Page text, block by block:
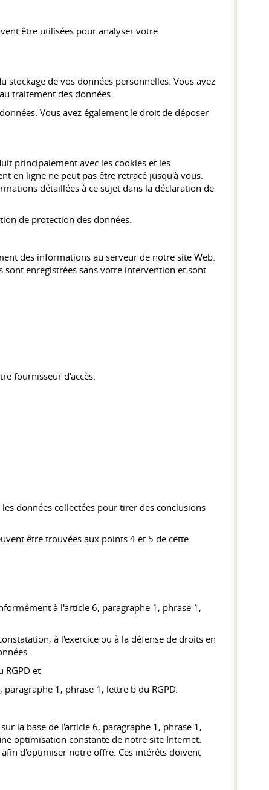
être utilisées pour analyser votre
de vos données personnelles. Vous avez
traitement des données.
Vous avez également le droit de déposer
principalement avec les cookies et les
en ligne ne peut pas être retracé jusqu'à vous.
détaillées à ce sujet dans la déclaration de
de protection des données.
des informations au serveur de notre site Web.
enregistrées sans votre intervention et sont
fournisseur d'accès.
données collectées pour tirer des conclusions
être trouvées aux points 4 et 5 de cette
à l'article 6, paragraphe 1, phrase 1,
à l'exercice ou à la défense de droits en
RGPD et
1, phrase 1, lettre b du RGPD.
la base de l'article 6, paragraphe 1, phrase 1,
optimisation constante de notre site Internet.
d'optimiser notre offre. Ces intérêts doivent